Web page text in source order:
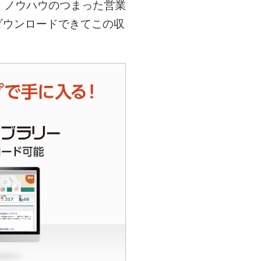
ウハウのつまった営業
ンロードできてこの収